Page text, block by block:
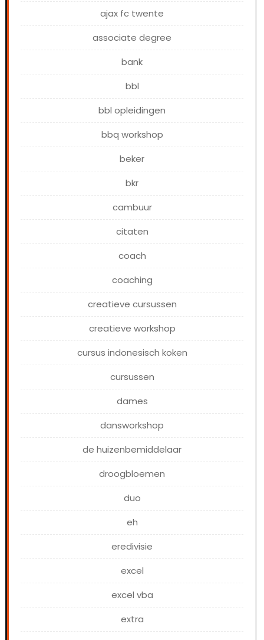
ajax fc twente
associate degree
bank
bbl
bbl opleidingen
bbq workshop
beker
bkr
cambuur
citaten
coach
coaching
creatieve cursussen
creatieve workshop
cursus indonesisch koken
cursussen
dames
dansworkshop
de huizenbemiddelaar
droogbloemen
duo
eh
eredivisie
excel
excel vba
extra